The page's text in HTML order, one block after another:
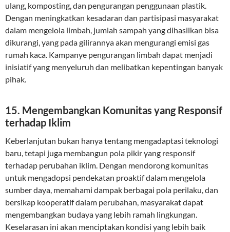
ulang, komposting, dan pengurangan penggunaan plastik.
Dengan meningkatkan kesadaran dan partisipasi masyarakat
dalam mengelola limbah, jumlah sampah yang dihasilkan bisa
dikurangi, yang pada gilirannya akan mengurangi emisi gas
rumah kaca. Kampanye pengurangan limbah dapat menjadi
inisiatif yang menyeluruh dan melibatkan kepentingan banyak
pihak.
15. Mengembangkan Komunitas yang Responsif
terhadap Iklim
Keberlanjutan bukan hanya tentang mengadaptasi teknologi
baru, tetapi juga membangun pola pikir yang responsif
terhadap perubahan iklim. Dengan mendorong komunitas
untuk mengadopsi pendekatan proaktif dalam mengelola
sumber daya, memahami dampak berbagai pola perilaku, dan
bersikap kooperatif dalam perubahan, masyarakat dapat
mengembangkan budaya yang lebih ramah lingkungan.
Keselarasan ini akan menciptakan kondisi yang lebih baik